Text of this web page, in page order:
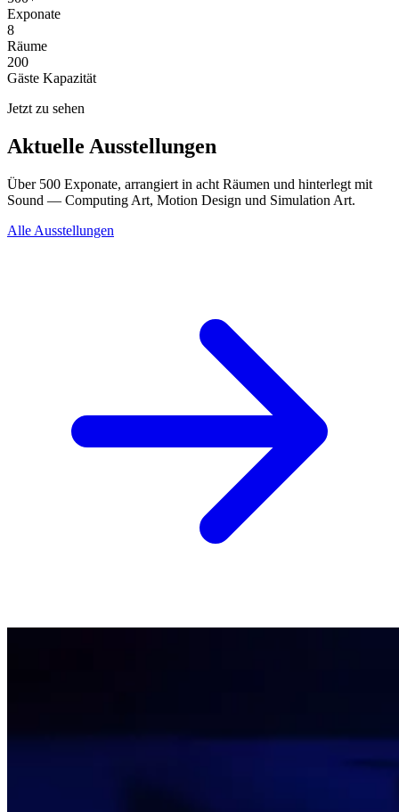
Exponate
8
Räume
200
Gäste Kapazität
Jetzt zu sehen
Aktuelle Ausstellungen
Über 500 Exponate, arrangiert in acht Räumen und hinterlegt mit
Sound — Computing Art, Motion Design und Simulation Art.
Alle Ausstellungen